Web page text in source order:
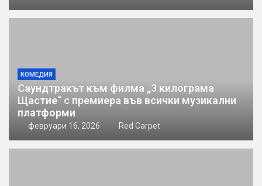
КОМЕДИЯ
Саундтракът към филма „3 килограма
Щастие“ с премиера във всички музикални
платформи
февруари 16, 2026 Red Carpet